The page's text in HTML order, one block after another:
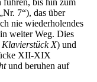
7“), das über
nie wiederholendes
weiter Weg. Dies
Klavierstück X) und
XII-XIX
und beruhen auf